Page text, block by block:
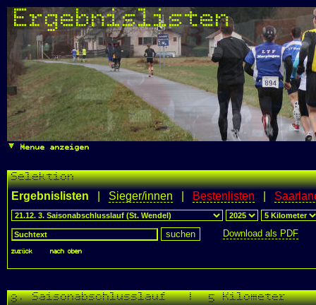
Ergebnislisten
Menue anzeigen
Selektion
Ergebnislisten Sieger/innen Bestenlisten
Download als PDF
zurück nach oben
3. Saisonabschlusslauf | 5 Kilometer